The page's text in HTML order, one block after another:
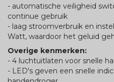
- automatische veiligheid
continue gebruik
- laag stroomverbruik en
Watt, waardoor het geluid
Overige kenmerken:
- 4 luchtuitlaten voor snelle
- LED's geven een snelle